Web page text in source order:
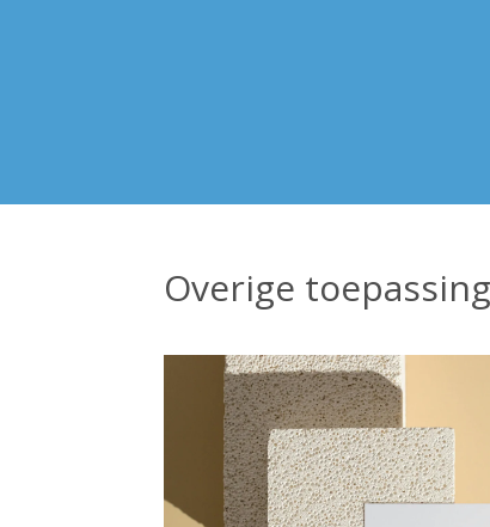
Overige